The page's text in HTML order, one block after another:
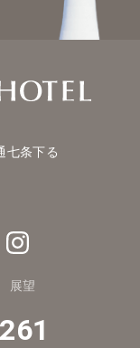
七条下る
展望